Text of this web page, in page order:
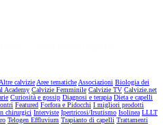
calvizieAree tematicheAssociazioni Biologia dei
Academy Calvizie Femminile Calvizie TV Calvizie.net
Curiosità e gossip Diagnosi e terapia Dieta e capelli
Featured Forfora e Pidocchi I migliori prodotti
chirurgici Interviste Ipertricosi/Irsutismo Isolinea LLLT
Telogen Effluvium Trapianto di capelli Trattamenti